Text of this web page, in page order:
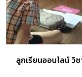
ลูกเรียนออนไลน์ วิช